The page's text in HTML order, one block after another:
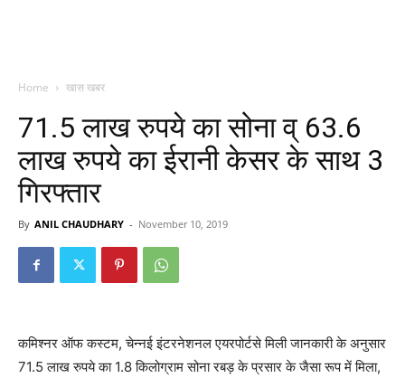
Home खास खबर
71.5 लाख रुपये का सोना व् 63.6
लाख रुपये का ईरानी केसर के साथ 3
गिरफ्तार
By ANIL CHAUDHARY - November 10, 2019
कमिश्नर ऑफ कस्टम, चेन्नई इंटरनेशनल एयरपोर्टसे मिली जानकारी के अनुसार
71.5 लाख रुपये का 1.8 किलोग्राम सोना रबड़ के प्रसार के जैसा रूप में मिला,